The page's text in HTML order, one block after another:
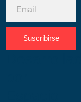
Suscribirse